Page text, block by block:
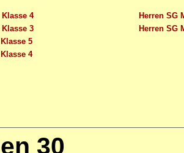
Klasse 4
Klasse 3
5
4
Herren SG
Herren SG
30